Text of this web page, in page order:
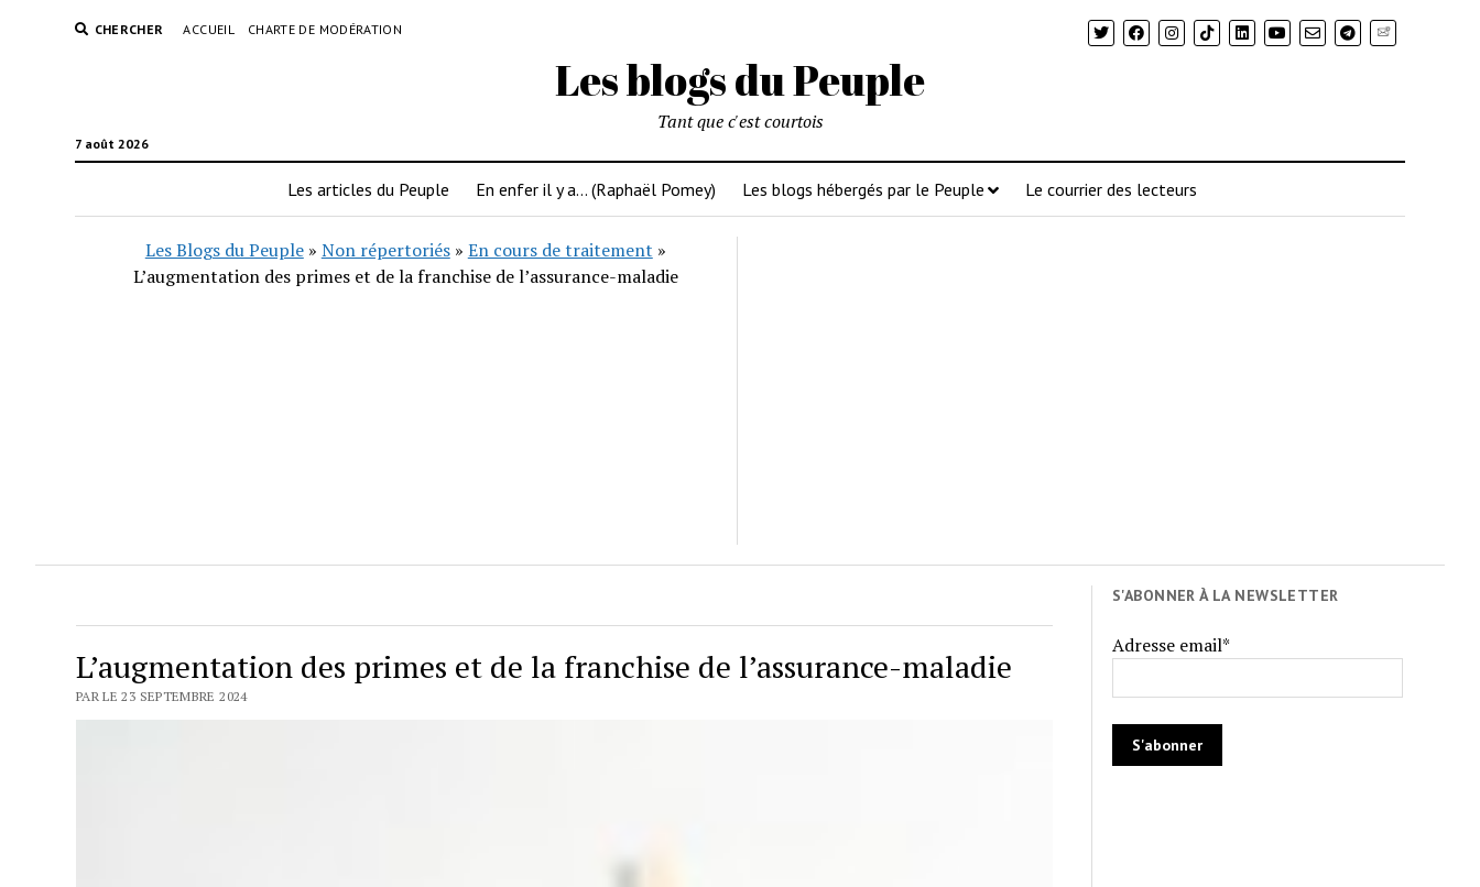
CHERCHER ACCUEIL CHARTE DE MODÉRATION Newsletter
Les blogs du Peuple
7 août 2026
Tant que c'est courtois
Les articles du Peuple En enfer il y a… (Raphaël Pomey) Les blogs hébergés par le Peuple Le courrier des lecteurs
Les Blogs du Peuple» Non répertoriés» En cours de traitement »
L’augmentation des primes et de la franchise de l’assurance-maladie
L’augmentation des primes et de la franchise de l’assurance-maladie
PAR LE 23 SEPTEMBRE 2024
S'ABONNER À LA NEWSLETTER
Adresse email*